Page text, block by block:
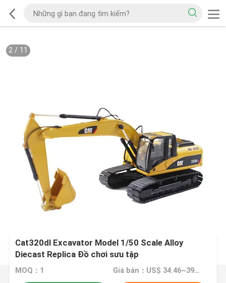
2/ 11
Cat320dl Excavator Model 1/50 Scale Alloy
Diecast Replica Đồ chơi sưu tập
MOQ：1 Giá bán：US$ 34.46~39.76